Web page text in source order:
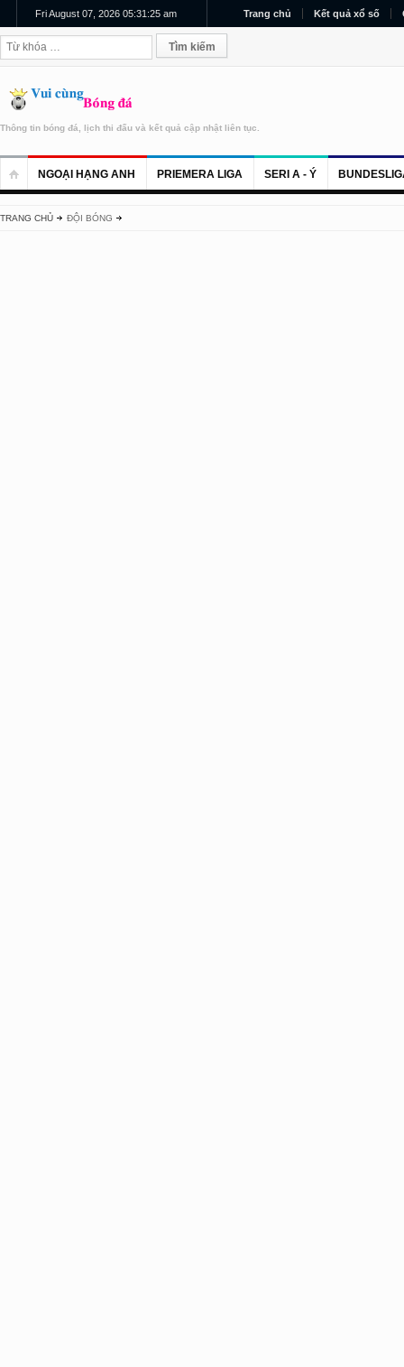
Fri August 07, 2026 05:31:25 am Trang chủ Kết quả xổ số
Thông tin bóng đá, lịch thi đấu và kết quả cập nhật liên tục.
NGOẠI HẠNG ANH PRIEMERA LIGA SERI A - Ý
TRANG CHỦ ĐỘI BÓNG